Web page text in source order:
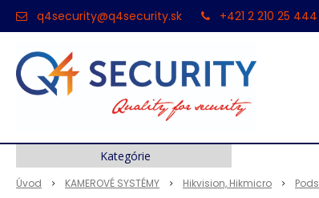
q4security@q4security.sk +421 2 210 25 444
Úvod KAMEROVÉ SYSTÉMY Hikvision, Hikmicro
Kategórie